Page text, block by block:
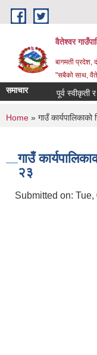
Skip to main content
वैतेश्वर
बागमती प्रदेश,
"सबैको साथ,
समाचार पूर्व स्वीकृती र
You are
Home » गाउँ
गाउँ
२३
Submitted on: Tue,